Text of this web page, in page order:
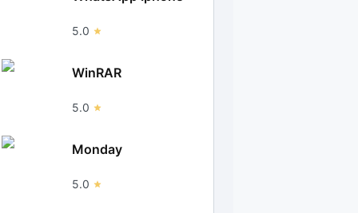
5.0
WinRAR
5.0
Monday
5.0